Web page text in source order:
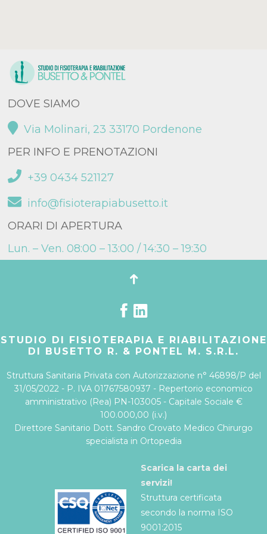
DOVE SIAMO
Via Molinari, 23 33170 Pordenone
PER INFO E PRENOTAZIONI
+39 0434 521127
info@fisioterapiabusetto.it
ORARI DI APERTURA
Lun. – Ven. 08:00 – 13:00 / 14:30 – 19:30
STUDIO DI FISIOTERAPIA E RIABILITAZIONE
DI BUSETTO R. & PONTEL M. S.R.L.
Struttura Sanitaria Privata con Autorizzazione n° 46898/P del
31/05/2022 - P. IVA 01767580937 - Repertorio economico
amministrativo (Rea) PN-103005 - Capitale Sociale €
100.000,00 (i.v.)
Direttore Sanitario Dott. Sandro Crovato Medico Chirurgo
specialista in Ortopedia
Scarica la carta dei
servizi!
Struttura certificata
secondo la norma ISO
9001:2015